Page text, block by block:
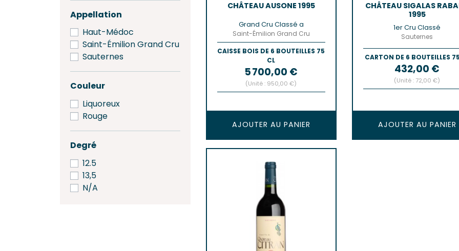
Appellation
Haut-Médoc
Saint-Émilion Grand Cru
Sauternes
Couleur
Liquoreux
Rouge
Degré
12.5
13,5
N/A
CHÂTEAU AUSONE 1995
Grand Cru Classé a
Saint-Émilion Grand Cru
CAISSE BOIS DE 6 BOUTEILLES 75
CL
Prix
5 700,00 €
(Unité : 950,00 €)
AJOUTER AU PANIER
CHÂTEAU SIGALAS
1995
1er Cru Classé
Sauternes
CARTON DE 6 BOUTEILLES
Prix
432,00 €
(Unité : 72,00 €)
AJOUTER AU PANIER